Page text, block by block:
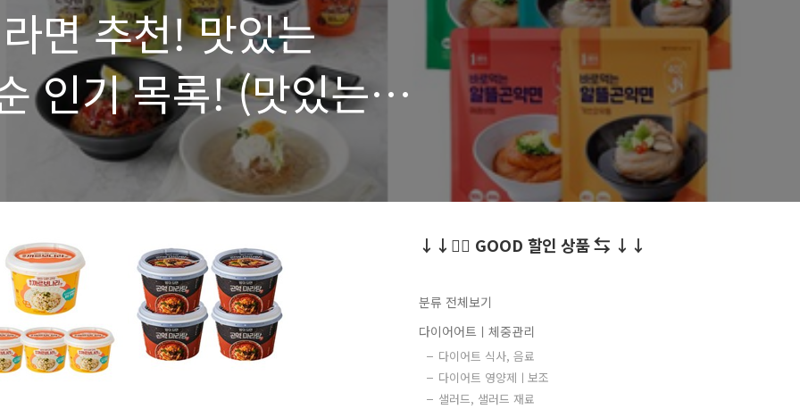
면 추천! 맛있는
인기 목록! (맛있는
약라면 맛 추천,
인기 다이어트 식사,
↓↓👍🏻 GOOD 할인 상품 ⇆ ↓↓
분류 전체보기
다이어어트ㅣ체중관리
다이어트 식사, 음료
다이어트 영양제ㅣ보조
샐러드, 샐러드 재료